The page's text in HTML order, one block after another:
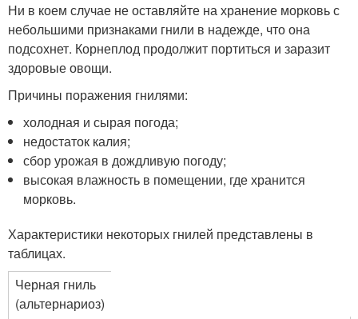
Ни в коем случае не оставляйте на хранение морковь с
небольшими признаками гнили в надежде, что она
подсохнет. Корнеплод продолжит портиться и заразит
здоровые овощи.
Причины поражения гнилями:
холодная и сырая погода;
недостаток калия;
сбор урожая в дождливую погоду;
высокая влажность в помещении, где хранится
морковь.
Характеристики некоторых гнилей представлены в
таблицах.
Черная гниль
(альтернариоз)